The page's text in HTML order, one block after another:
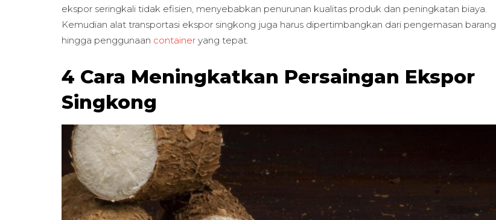
ekspor seringkali tidak efisien, menyebabkan penurunan kualitas produk dan peningkatan biaya.
Kemudian alat transportasi ekspor singkong juga harus dipertimbangkan dari pengemasan barang
hingga penggunaan container yang tepat.
4 Cara Meningkatkan Persaingan Ekspor
Singkong